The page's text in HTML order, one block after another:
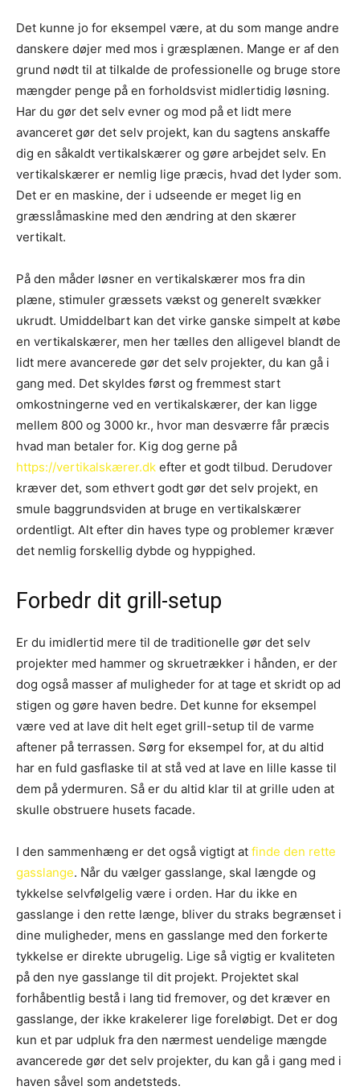
Det kunne jo for eksempel være, at du som mange andre
danskere døjer med mos i græsplænen. Mange er af den
grund nødt til at tilkalde de professionelle og bruge store
mængder penge på en forholdsvist midlertidig løsning.
Har du gør det selv evner og mod på et lidt mere
avanceret gør det selv projekt, kan du sagtens anskaffe
dig en såkaldt vertikalskærer og gøre arbejdet selv. En
vertikalskærer er nemlig lige præcis, hvad det lyder som.
Det er en maskine, der i udseende er meget lig en
græsslåmaskine med den ændring at den skærer
vertikalt.
På den måder løsner en vertikalskærer mos fra din
plæne, stimuler græssets vækst og generelt svækker
ukrudt. Umiddelbart kan det virke ganske simpelt at købe
en vertikalskærer, men her tælles den alligevel blandt de
lidt mere avancerede gør det selv projekter, du kan gå i
gang med. Det skyldes først og fremmest start
omkostningerne ved en vertikalskærer, der kan ligge
mellem 800 og 3000 kr., hvor man desværre får præcis
hvad man betaler for. Kig dog gerne på
https://vertikalskærer.dk efter et godt tilbud. Derudover
kræver det, som ethvert godt gør det selv projekt, en
smule baggrundsviden at bruge en vertikalskærer
ordentligt. Alt efter din haves type og problemer kræver
det nemlig forskellig dybde og hyppighed.
Forbedr dit grill-setup
Er du imidlertid mere til de traditionelle gør det selv
projekter med hammer og skruetrækker i hånden, er der
dog også masser af muligheder for at tage et skridt op ad
stigen og gøre haven bedre. Det kunne for eksempel
være ved at lave dit helt eget grill-setup til de varme
aftener på terrassen. Sørg for eksempel for, at du altid
har en fuld gasflaske til at stå ved at lave en lille kasse til
dem på ydermuren. Så er du altid klar til at grille uden at
skulle obstruere husets facade.
I den sammenhæng er det også vigtigt at finde den rette
gasslange. Når du vælger gasslange, skal længde og
tykkelse selvfølgelig være i orden. Har du ikke en
gasslange i den rette længe, bliver du straks begrænset i
dine muligheder, mens en gasslange med den forkerte
tykkelse er direkte ubrugelig. Lige så vigtig er kvaliteten
på den nye gasslange til dit projekt. Projektet skal
forhåbentlig bestå i lang tid fremover, og det kræver en
gasslange, der ikke krakelerer lige foreløbigt. Det er dog
kun et par udpluk fra den nærmest uendelige mængde
avancerede gør det selv projekter, du kan gå i gang med i
haven såvel som andetsteds.